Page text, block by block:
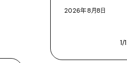
2026年8月8日
1/